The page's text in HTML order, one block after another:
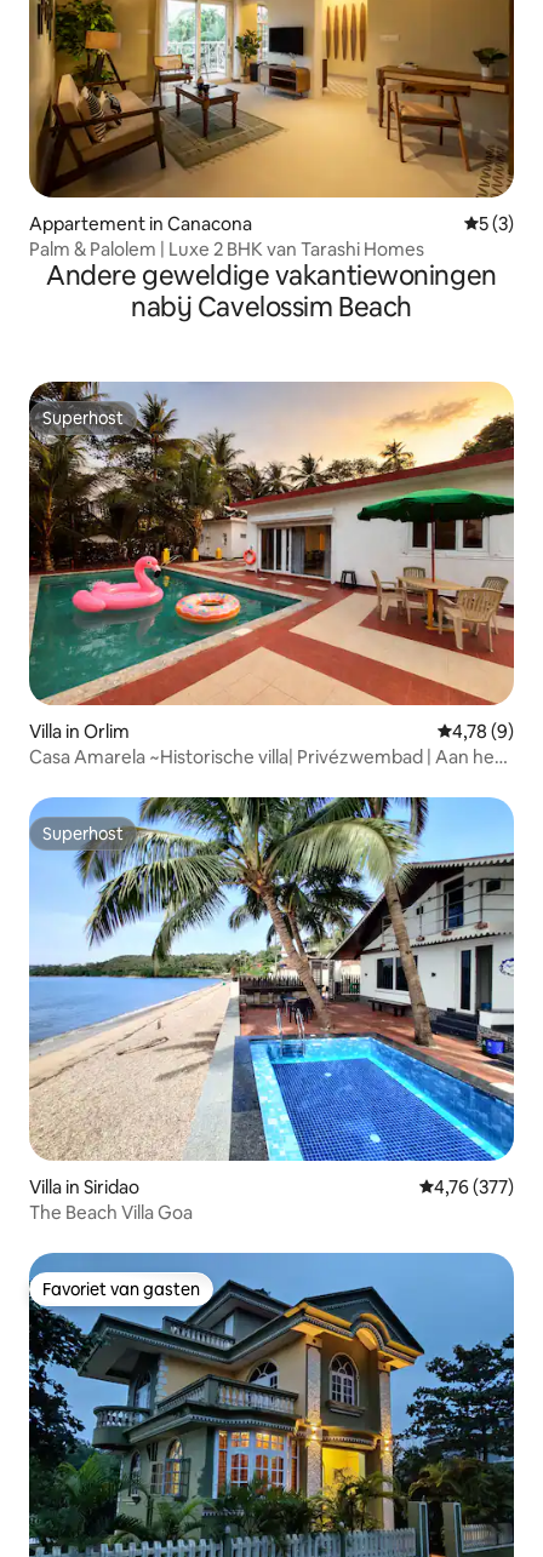
Appartement in Canacona
5 (3)
Palm & Palolem | Luxe 2 BHK van Tarashi Homes
Andere geweldige vakantiewoningen
nabij Cavelossim Beach
Superhost
Superhost
Villa in Orlim
4,78 (9)
Casa Amarela ~Historische villa| Privézwembad | Aan het
Superhost
Superhost
Villa in Siridao Gemiddelde
4,76 (377)
The Beach Villa Goa
Favoriet van gasten
Favoriet van gasten